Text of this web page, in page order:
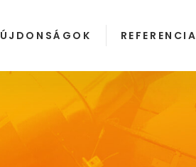
ÚJDONSÁGOK REFERENCIA